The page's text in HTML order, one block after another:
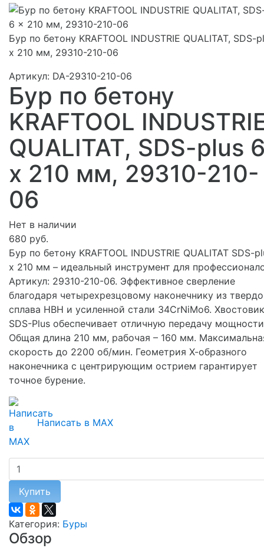
Бур по бетону KRAFTOOL INDUSTRIE QUALITAT, SDS-
x 210 мм, 29310-210-06
Артикул: DA-29310-210-06
Бур по бетону
KRAFTOOL
QUALITAT, SDS-plus
x 210 мм, 29310-210-
06
Нет в наличии
680 руб.
Бур по бетону KRAFTOOL INDUSTRIE QUALITAT SDS-
x 210 мм – идеальный инструмент для
Артикул: 29310-210-06. Эффективное сверление
благодаря четырехрезцовому наконечнику из
сплава HBH и усиленной стали 34CrNiMo6. Хвостовик
SDS-Plus обеспечивает отличную передачу
Общая длина 210 мм, рабочая – 160 мм.
скорость до 2200 об/мин. Геометрия Х-образного
наконечника с центрирующим острием гарантирует
точное бурение.
Написать в MAX
Купить
Категория: Буры
Обзор